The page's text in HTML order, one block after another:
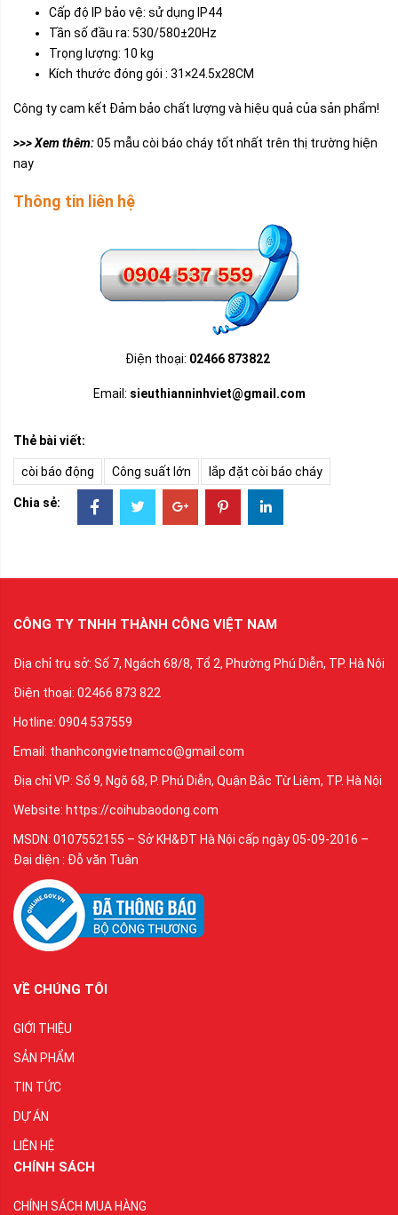
Cấp độ IP bảo vệ: sử dụng IP44
Tần số đầu ra: 530/580±20Hz
Trọng lượng: 10 kg
Kích thước đóng gói : 31×24.5x28CM
Công ty cam kết Đảm bảo chất lượng và hiệu quả của sản phẩm!
>>> Xem thêm:05 mẫu còi báo cháy tốt nhất trên thị trường hiện
nay
Thông tin liên hệ
Điện thoại: 02466 873822
Email: sieuthianninhviet@gmail.com
Thẻ bài viết:
còi báo động Công suất lớn lắp đặt còi báo cháy
Chia sẻ:
CÔNG TY TNHH THÀNH CÔNG VIỆT NAM
Địa chỉ trụ sở: Số 7, Ngách 68/8, Tổ 2, Phường Phú Diễn, TP. Hà Nội
Điện thoại: 02466 873 822
Hotline: 0904 537559
Email: thanhcongvietnamco@gmail.com
Địa chỉ VP: Số 9, Ngõ 68, P. Phú Diễn, Quận Bắc Từ Liêm, TP. Hà Nội
Website: https://coihubaodong.com
MSDN: 0107552155 – Sở KH&ĐT Hà Nội cấp ngày 05-09-2016 –
Đại diện : Đỗ văn Tuân
VỀ CHÚNG TÔI
GIỚI THIỆU
SẢN PHẨM
TIN TỨC
DỰ ÁN
LIÊN HỆ
CHÍNH SÁCH
CHÍNH SÁCH MUA HÀNG